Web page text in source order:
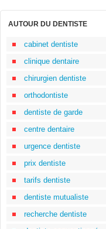
AUTOUR DU DENTISTE
cabinet dentiste
clinique dentaire
chirurgien dentiste
orthodontiste
dentiste de garde
centre dentaire
urgence dentiste
prix dentiste
tarifs dentiste
dentiste mutualiste
recherche dentiste